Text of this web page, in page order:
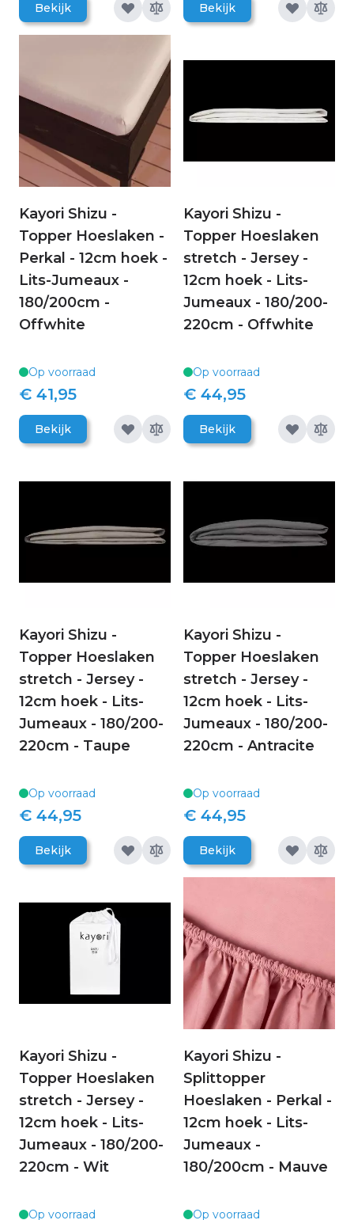
Bekijk Bekijk
Kayori Shizu -
Topper Hoeslaken -
Perkal - 12cm hoek -
Lits-Jumeaux -
180/200cm -
Offwhite
Op voorraad
€ 41,95
Bekijk
Kayori Shizu -
Topper Hoeslaken
stretch - Jersey -
12cm hoek - Lits-
Jumeaux - 180/200-
220cm - Offwhite
Op voorraad
€ 44,95
Bekijk
Kayori Shizu -
Topper Hoeslaken
stretch - Jersey -
12cm hoek - Lits-
Jumeaux - 180/200-
220cm - Taupe
Op voorraad
€ 44,95
Bekijk
Kayori Shizu -
Topper Hoeslaken
stretch - Jersey -
12cm hoek - Lits-
Jumeaux - 180/200-
220cm - Antracite
Op voorraad
€ 44,95
Bekijk
Kayori Shizu -
Topper Hoeslaken
stretch - Jersey -
12cm hoek - Lits-
Jumeaux - 180/200-
220cm - Wit
Op voorraad
Kayori Shizu -
Splittopper
Hoeslaken - Perkal -
12cm hoek - Lits-
Jumeaux -
180/200cm - Mauve
Op voorraad